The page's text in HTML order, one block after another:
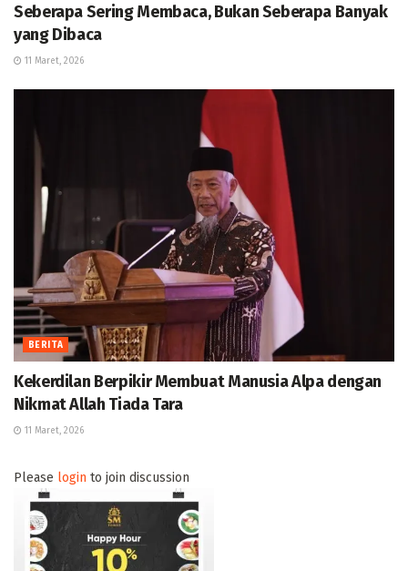
Seberapa Sering Membaca, Bukan Seberapa Banyak
yang Dibaca
11 Maret, 2026
BERITA
Kekerdilan Berpikir Membuat Manusia Alpa dengan
Nikmat Allah Tiada Tara
11 Maret, 2026
Please login to join discussion